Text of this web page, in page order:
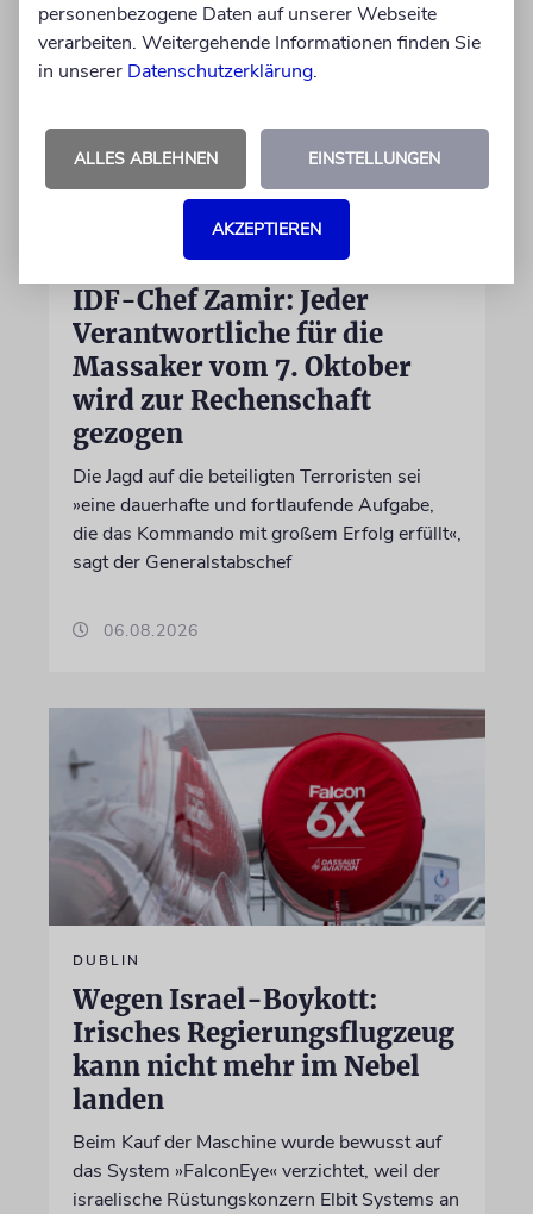
IDF-Chef Zamir: Jeder
Verantwortliche für die
Massaker vom 7. Oktober
wird zur Rechenschaft
gezogen
Die Jagd auf die beteiligten Terroristen sei
»eine dauerhafte und fortlaufende Aufgabe,
die das Kommando mit großem Erfolg erfüllt«,
sagt der Generalstabschef
06.08.2026
DUBLIN
Wegen Israel-Boykott:
Irisches Regierungsflugzeug
kann nicht mehr im Nebel
landen
Beim Kauf der Maschine wurde bewusst auf
das System »FalconEye« verzichtet, weil der
israelische Rüstungskonzern Elbit Systems an
personenbezogene Daten auf unserer Webseite
verarbeiten. Weitergehende Informationen finden Sie
in unserer Datenschutzerklärung.
ALLES ABLEHNEN EINSTELLUNGEN
AKZEPTIEREN